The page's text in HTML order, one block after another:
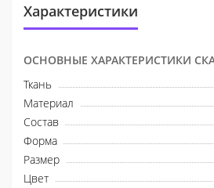
Характеристики
ОСНОВНЫЕ ХАРАКТЕРИСТИКИ
Ткань
Материал
Состав
Форма
Размер
Цвет